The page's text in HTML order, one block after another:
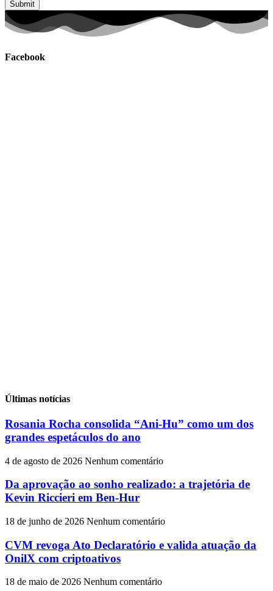
Submit
Facebook
Últimas notícias
Rosania Rocha consolida “Ani-Hu” como um dos
grandes espetáculos do ano
4 de agosto de 2026 Nenhum comentário
Da aprovação ao sonho realizado: a trajetória de
Kevin Riccieri em Ben-Hur
18 de junho de 2026 Nenhum comentário
CVM revoga Ato Declaratório e valida atuação da
OnilX com criptoativos
18 de maio de 2026 Nenhum comentário